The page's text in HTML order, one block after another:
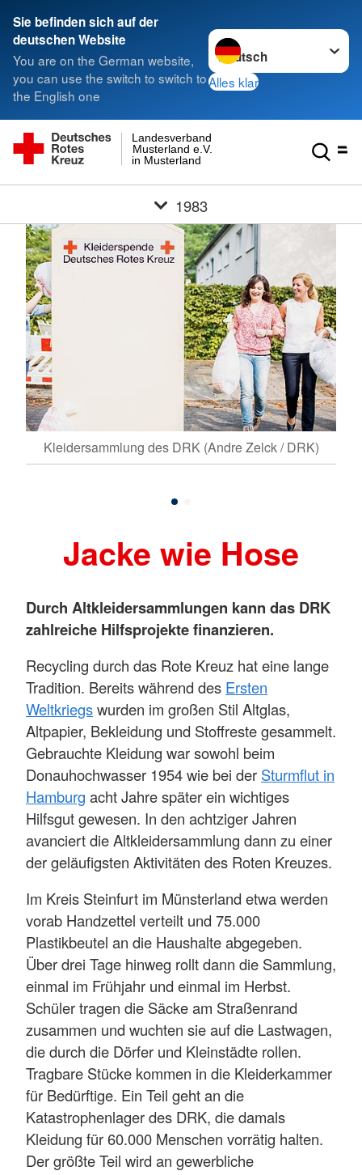
Sie befinden sich auf der
deutschen Website
You are on the German website,
you can use the switch to switch to
the English one
Sprache wechseln zu
Alles klar
in Musterland
Musterland e.V.
Landesverband
1983
Kleidersammlung des DRK (Andre Zelck / DRK)
Jacke wie Hose
Durch Altkleidersammlungen kann das DRK
zahlreiche Hilfsprojekte finanzieren.
Recycling durch das Rote Kreuz hat eine lange
Tradition. Bereits während des Ersten
Weltkriegswurden im großen Stil Altglas,
Altpapier, Bekleidung und Stoffreste gesammelt.
Gebrauchte Kleidung war sowohl beim
Donauhochwasser 1954 wie bei der Sturmflut in
Hamburg acht Jahre später ein wichtiges
Hilfsgut gewesen. In den achtziger Jahren
avanciert die Altkleidersammlung dann zu einer
der geläufigsten Aktivitäten des Roten Kreuzes.
Im Kreis Steinfurt im Münsterland etwa werden
vorab Handzettel verteilt und 75.000
Plastikbeutel an die Haushalte abgegeben.
Über drei Tage hinweg rollt dann die Sammlung,
einmal im Frühjahr und einmal im Herbst.
Schüler tragen die Säcke am Straßenrand
zusammen und wuchten sie auf die Lastwagen,
die durch die Dörfer und Kleinstädte rollen.
Tragbare Stücke kommen in die Kleiderkammer
für Bedürftige. Ein Teil geht an die
Katastrophenlager des DRK, die damals
Kleidung für 60.000 Menschen vorrätig halten.
Der größte Teil wird an gewerbliche